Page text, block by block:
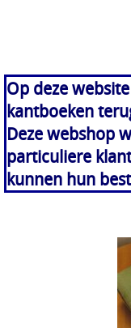
Op deze
kantboeken
Deze webshop
particuliere
kunnen hun